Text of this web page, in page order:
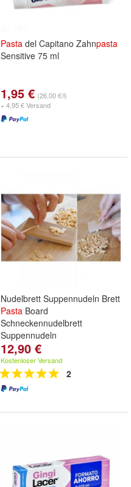
Pasta del Capitano Zahnpasta
Sensitive 75 ml
1,95 € (26,00 €/l)
+ 4,95 € Versand
Nudelbrett Suppennudeln Brett
Pasta Board
Schneckennudelbrett
Suppennudeln
12,90 €
Kostenloser Versand
2